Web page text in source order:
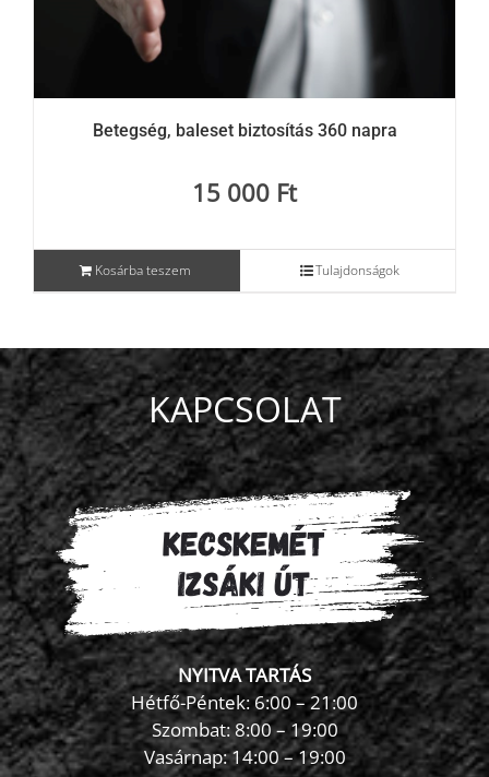
Kapcsolat
Karrier
Betegség, baleset biztosítás 360 napra
15 000 Ft
Kosárba teszem Tulajdonságok
KAPCSOLAT
NYITVA TARTÁS
Hétfő-Péntek: 6:00 – 21:00
Szombat: 8:00 – 19:00
Vasárnap: 14:00 – 19:00